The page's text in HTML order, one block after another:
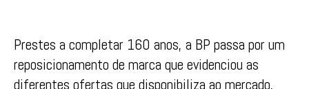
Prestes a completar 160 anos, a BP passa por um
reposicionamento de marca que evidenciou as
diferentes ofertas que disponibiliza ao mercado,